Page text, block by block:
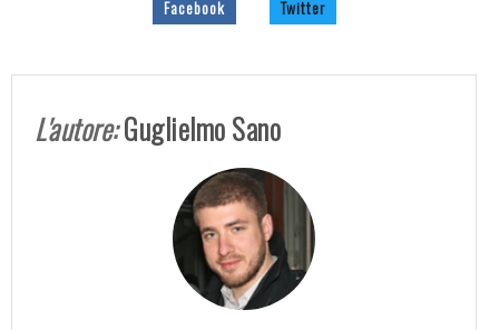
Facebook Twitter
L'autore:Guglielmo Sano